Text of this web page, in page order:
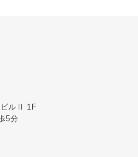
ビルⅡ 1F
5分